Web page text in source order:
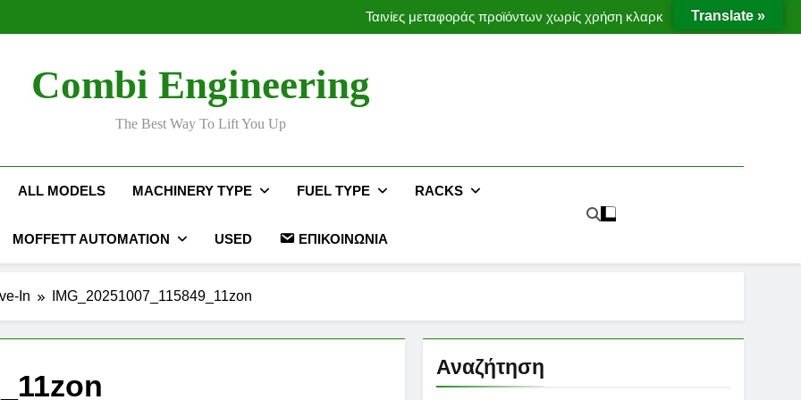
Έργο με μεταλλική υπερκατασκευή
Moffett Taxi
Combi Engineering
The Best Way To Lift You Up
ALL MODELS MACHINERY TYPE FUEL TYPE RACKS
MOFFETT AUTOMATION USED ΕΠΙΚΟΙΝΩΝΊΑ
In IMG_20251007_115849_11zon
Αναζήτηση
Translate »